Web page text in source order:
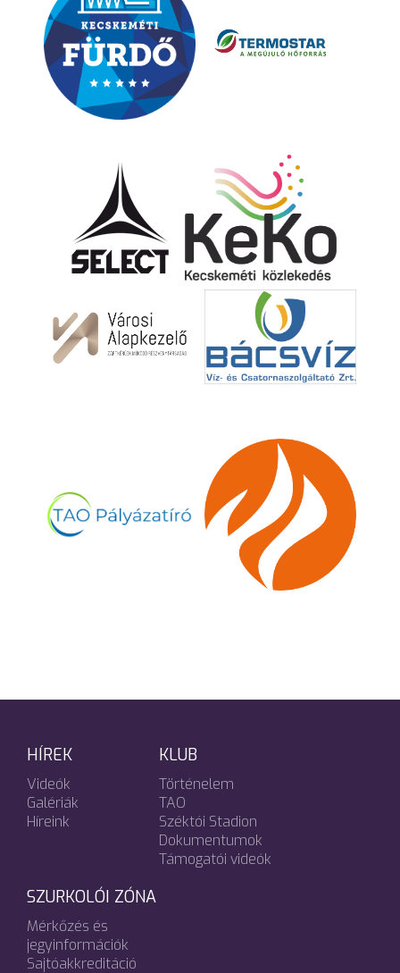
HÍREK
Videók
Galériák
Híreink
KLUB
Történelem
TAO
Széktói Stadion
Dokumentumok
Támogatói videók
SZURKOLÓI ZÓNA
Mérkőzés és
jegyinformációk
Sajtóakkreditáció